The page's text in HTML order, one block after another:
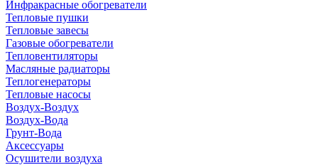
Инфракрасные обогреватели
Тепловые пушки
Тепловые завесы
Газовые обогреватели
Тепловентиляторы
Масляные радиаторы
Теплогенераторы
Тепловые насосы
Воздух-Воздух
Воздух-Вода
Грунт-Вода
Аксессуары
Осушители воздуха